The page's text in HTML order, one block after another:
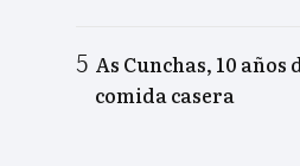
As Cunchas, 10 años
comida casera